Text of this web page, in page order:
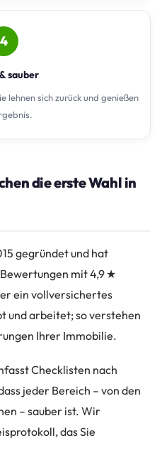
4
sauber
lehnen sich zurück und genießen
die erste Wahl in
gegründet und hat
mit 4,9 ★
ein vollversichertes
und arbeitet; so verstehen
Ihrer Immobilie.
Checklisten nach
jeder Bereich – von den
– sauber ist. Wir
das Sie